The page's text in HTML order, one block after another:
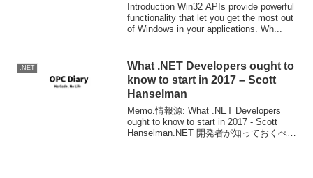
Introduction Win32 APIs provide powerful
functionality that let you get the most out
of Windows in your applications. Wh...
.NET
What .NET Developers ought to
know to start in 2017 – Scott
Hanselman
Memo.情報源: What .NET Developers
ought to know to start in 2017 - Scott
Hanselman.NET 開発者が知っておくべ